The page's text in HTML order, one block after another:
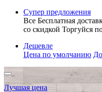
Супер предложения
Все Бесплатная
со скидкой Торгуйся
Дешевле
Цена по умолчанию
Лучшая цена